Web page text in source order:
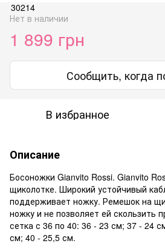
Нет в наличии
1 899 грн
Сообщить, когда
В избранное
Описание
Босоножки Gianvito Rossi. Gianvito
щиколотке. Широкий устойчивый
поддерживает ножку. Ремешок на
ножку и не позволяет ей скользить
сетка с 36 по 40: 36 - 23 см; 37 - 24
см; 40 - 25,5 см.